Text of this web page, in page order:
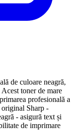
de culoare neagră,
toner de mare
profesională a
Sharp -
- asigură text și
de imprimare